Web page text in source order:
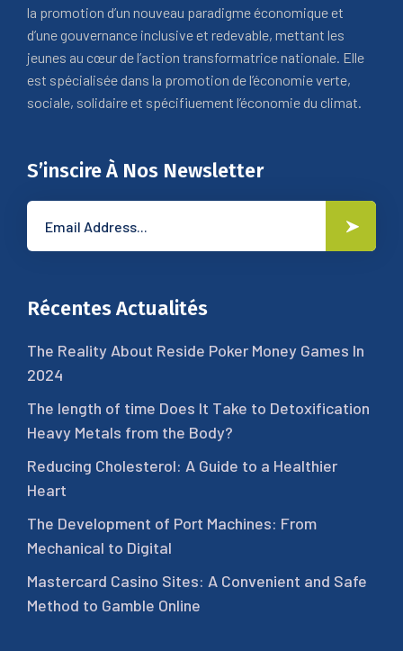
la promotion d’un nouveau paradigme économique et
d’une gouvernance inclusive et redevable, mettant les
jeunes au cœur de l’action transformatrice nationale. Elle
est spécialisée dans la promotion de l’économie verte,
sociale, solidaire et spécifiuement l’économie du climat.
S’inscire À Nos Newsletter
Récentes Actualités
The Reality About Reside Poker Money Games In
2024
The length of time Does It Take to Detoxification
Heavy Metals from the Body?
Reducing Cholesterol: A Guide to a Healthier
Heart
The Development of Port Machines: From
Mechanical to Digital
Mastercard Casino Sites: A Convenient and Safe
Method to Gamble Online